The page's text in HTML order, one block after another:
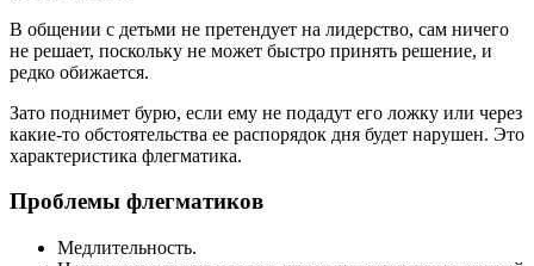
В общении с детьми не претендует на лидерство, сам ничего
не решает, поскольку не может быстро принять решение, и
редко обижается.
Зато поднимет бурю, если ему не подадут его ложку или через
какие-то обстоятельства ее распорядок дня будет нарушен. Это
характеристика флегматика.
Проблемы флегматиков
Медлительность.